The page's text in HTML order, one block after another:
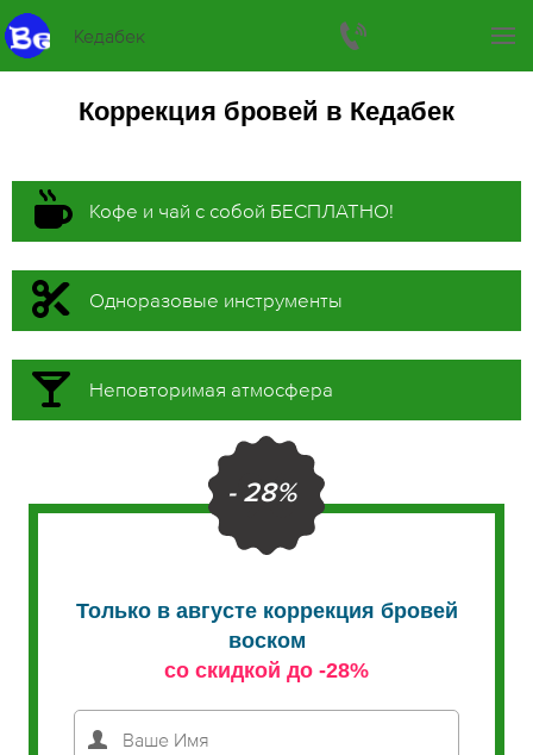
Кедабек
Коррекция бровей в Кедабек
Кофе и чай с собой БЕСПЛАТНО!
Одноразовые инструменты
Неповторимая атмосфера
- 28%
Только в августе коррекция бровей
воском
со скидкой до -28%